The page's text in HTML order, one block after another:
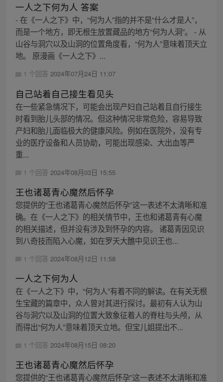
一人之下何为人 答案
- 在《一人之下》中，“何为人”指的并不是“什么才是人”，
而是一个地方，即无根生放置藏品的地方“何为人洞”。 - 从
山谷与洞穴以及山洞的位置角度看，“何为人”意味着顶天立
地。 原漫画《一人之下》...
1 个回答 2024年07月24日 11:07
自己站着自己接生看见头
在一些紧急情况下，可能会出现产妇自己站着且自行接生
时看到胎儿头部的情况。但这种情况非常危险，容易导致
产妇和胎儿面临极大的健康风险。例如在医院外，没有专
业的医疗设备和人员协助，可能出现感染、大出血等严
重...
1 个回答 2024年08月03日 15:55
王也诸葛青心魔然后怀孕
您提供的“王也诸葛青心魔然后怀孕”这一表述不太清晰和准
确。在《一人之下》的相关情节中，王也和诸葛青有心魔
的相关描述，但并没有涉及到怀孕的内容。 诸葛青因见识
到八奇技而陷入心魔，如在罗天大醮中见识王也...
1 个回答 2024年08月12日 11:58
一人之下何为人
在《一人之下》中，“何为人”有着不同的解读。在有关无根
生宝藏的篇章中，众人曾对其进行探讨。最初有人认为山
谷与洞穴以及山洞的位置大致象征着人的脊柱与头颅，从
而得出“何为人”意味着顶天立地。但宝儿姐提出不...
1 个回答 2024年08月15日 08:20
王也诸葛青心魔然后怀孕
您提供的“王也诸葛青心魔然后怀孕”这一表述不太清晰和准